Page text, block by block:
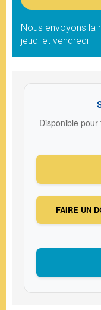
Nous envoyons la
jeudi et vendredi
Disponible
FAIRE UN